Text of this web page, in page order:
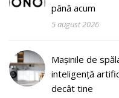
până acum
5 august 2026
Mașinile de
inteligență
decât tine